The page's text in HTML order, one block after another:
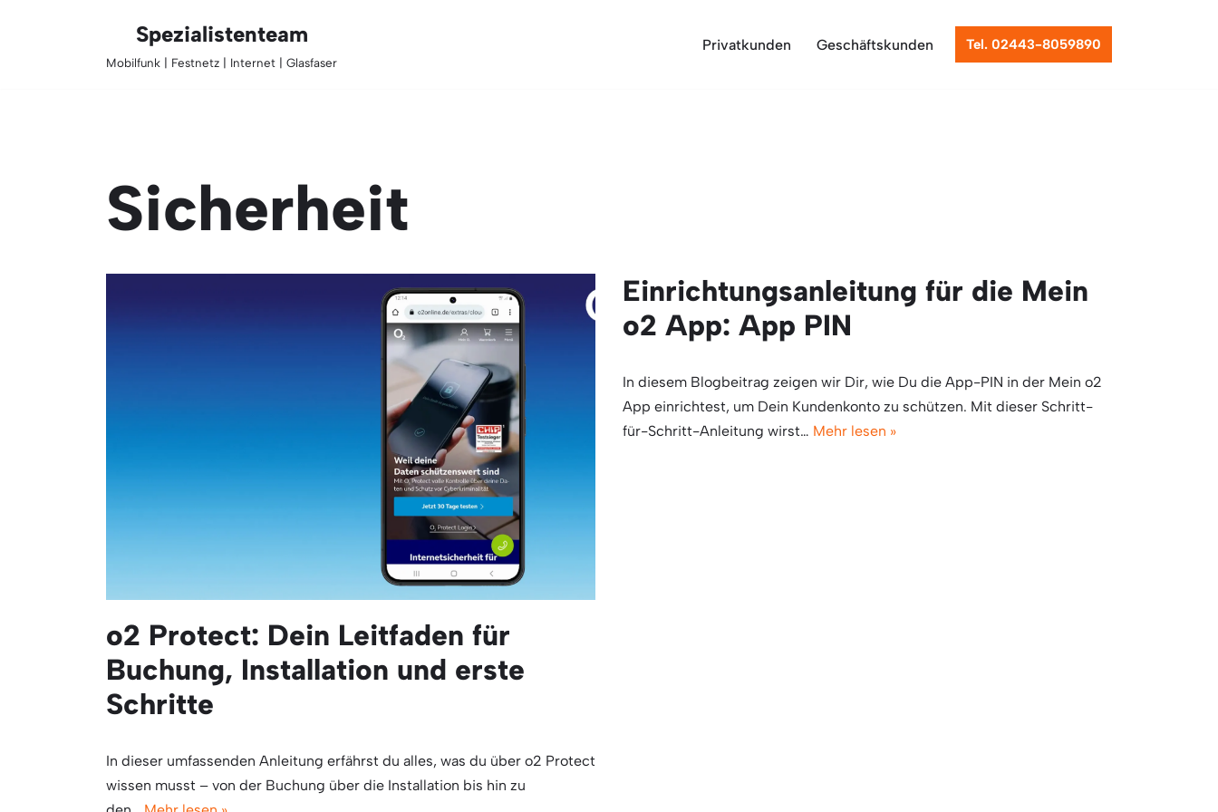
Spezialistenteam
Mobilfunk | Festnetz | Internet | Glasfaser
Privatkunden Geschäftskunden Tel. 02443-8059890
Sicherheit
o2 Protect: Dein Leitfaden für
Buchung, Installation und erste
Schritte
In dieser umfassenden Anleitung erfährst du alles, was du über o2 Protect
wissen musst – von der Buchung über die Installation bis hin zu
Einrichtungsanleitung für die Mein
o2 App: App PIN
In diesem Blogbeitrag zeigen wir Dir, wie Du die App-PIN in der Mein o2
App einrichtest, um Dein Kundenkonto zu schützen. Mit dieser Schritt-
für-Schritt-Anleitung wirst… Mehr lesen »